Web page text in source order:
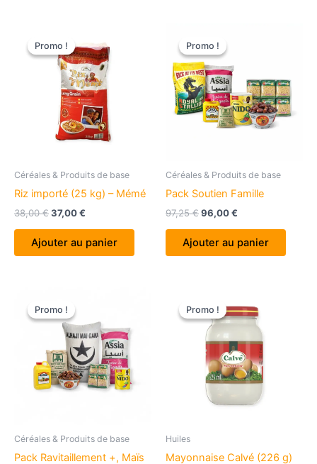
Promo !
Promo !
Céréales & Produits de base
Riz importé (25 kg) – Mémé
38,00€Le
initial
était :
37,00€
actuel
est :
Ajouter au panier
Promo !
Promo !
Céréales & Produits de base
Pack Soutien Famille
97,25€Le
initial
était :
96,00€
actuel
est :
Ajouter au panier
Promo !
Promo !
Céréales & Produits de base
Pack Ravitaillement +, Maïs
Promo !
Promo !
Huiles
Mayonnaise Calvé (226 g)